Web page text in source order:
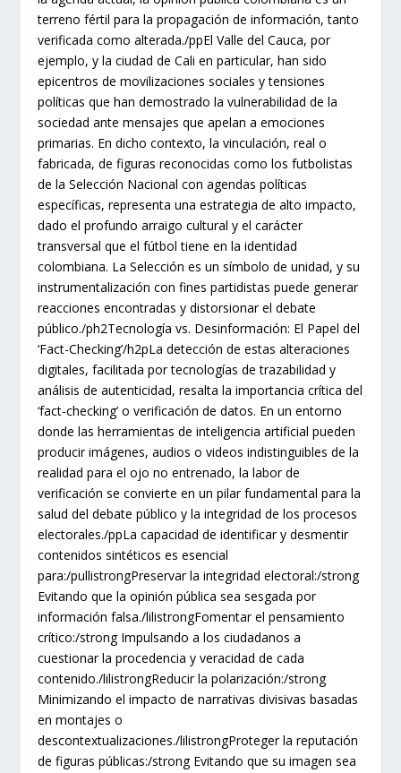
terreno fértil para la propagación de información, tanto
verificada como alterada./ppEl Valle del Cauca, por
ejemplo, y la ciudad de Cali en particular, han sido
epicentros de movilizaciones sociales y tensiones
políticas que han demostrado la vulnerabilidad de la
sociedad ante mensajes que apelan a emociones
primarias. En dicho contexto, la vinculación, real o
fabricada, de figuras reconocidas como los futbolistas
de la Selección Nacional con agendas políticas
específicas, representa una estrategia de alto impacto,
dado el profundo arraigo cultural y el carácter
transversal que el fútbol tiene en la identidad
colombiana. La Selección es un símbolo de unidad, y su
instrumentalización con fines partidistas puede generar
reacciones encontradas y distorsionar el debate
público./ph2Tecnología vs. Desinformación: El Papel del
‘Fact-Checking’/h2pLa detección de estas alteraciones
digitales, facilitada por tecnologías de trazabilidad y
análisis de autenticidad, resalta la importancia crítica del
‘fact-checking’ o verificación de datos. En un entorno
donde las herramientas de inteligencia artificial pueden
producir imágenes, audios o videos indistinguibles de la
realidad para el ojo no entrenado, la labor de
verificación se convierte en un pilar fundamental para la
salud del debate público y la integridad de los procesos
electorales./ppLa capacidad de identificar y desmentir
contenidos sintéticos es esencial
para:/pullistrongPreservar la integridad electoral:/strong
Evitando que la opinión pública sea sesgada por
información falsa./lilistrongFomentar el pensamiento
crítico:/strong Impulsando a los ciudadanos a
cuestionar la procedencia y veracidad de cada
contenido./lilistrongReducir la polarización:/strong
Minimizando el impacto de narrativas divisivas basadas
en montajes o
descontextualizaciones./lilistrongProteger la reputación
de figuras públicas:/strong Evitando que su imagen sea